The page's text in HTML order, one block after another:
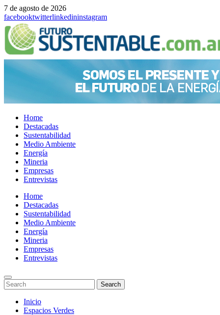
7 de agosto de 2026
facebooktwitterlinkedininstagram
Home
Destacadas
Sustentabilidad
Medio Ambiente
Energía
Mineria
Empresas
Entrevistas
Menu
Home
Destacadas
Sustentabilidad
Medio Ambiente
Energía
Mineria
Empresas
Entrevistas
Enter
Keyword
Search
for:
Search
Search
Saltar
Inicio
Espacios Verdes